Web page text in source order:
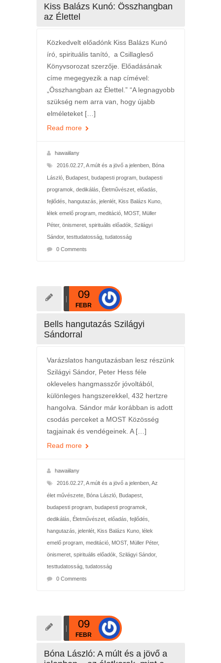
Kiss Balázs Kunó: Összhangban
az Élettel
Közkedvelt előadónk Kiss Balázs Kunó
író, spirituális tanító, a Csillagleső
Könyvsorozat szerzője. Előadásának
címe megegyezik a nap címével:
„Összhangban az Élettel.” “A legnagyobb
szükség nem arra van, hogy újabb
elméleteket […]
Read more
hawaiilany
2016.02.27, A múlt és a jövő a jelenben, Bóna
László, Budapest, budapesti program, budapesti
programok dedikálás Életművészet, előadás
fejlődés hangutazás jelenlét, Kiss Balázs Kuno,
lélek emelő program, meditáció, MOST, Müller
Péter, önismeret, spirituális előadók Szilágyi
Sándor, testtudatosság, tudatosság
0 Comments
09
FEBR
Bells hangutazás Szilágyi
Sándorral
Varázslatos hangutazásban lesz részünk
Szilágyi Sándor, Peter Hess féle
okleveles hangmasszőr jóvoltából,
különleges hangszerekkel, 432 hertzre
hangolva. Sándor már korábban is adott
csodás perceket a MOST Közösség
tagjainak és vendégeinek. A […]
Read more
hawaiilany
2016.02.27, A múlt és a jövő a jelenben, Az
élet művészete, Bóna László, Budapest,
budapesti program, budapesti programok
dedikálás
Életművészet, előadás fejlődés
hangutazás jelenlét, Kiss Balázs Kuno, lélek
emelő program, meditáció, MOST, Müller Péter,
önismeret, spirituális előadók Szilágyi Sándor,
testtudatosság, tudatosság
0 Comments
09
FEBR
Bóna László: A múlt és a jövő a